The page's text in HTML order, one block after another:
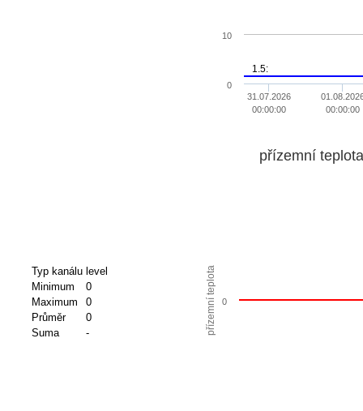
1.5:
31.07.2026
00:00:00
00:00:00
0
10
Typ kanálu level
Minimum
0
Maximum
0
Průměr
0
Suma
- přízemní teplota
přízemní
0